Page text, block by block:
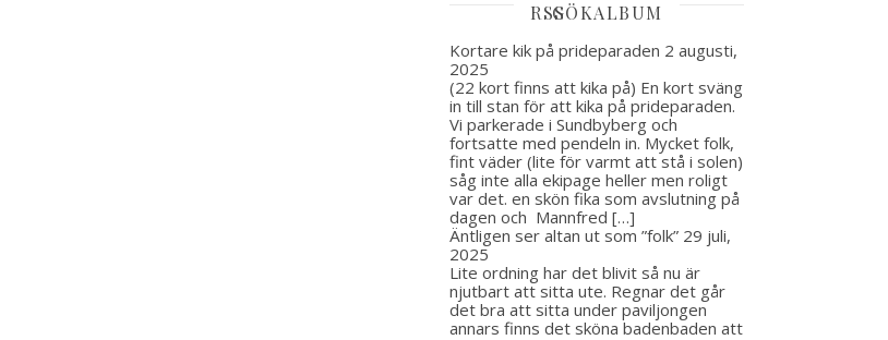
GÖKALBUM
Kortare kik på prideparaden 2 augusti,
2025
(22 kort finns att kika på) En kort sväng
in till stan för att kika på prideparaden.
Vi parkerade i Sundbyberg och
fortsatte med pendeln in. Mycket folk,
fint väder (lite för varmt att stå i solen)
såg inte alla ekipage heller men roligt
var det. en skön fika som avslutning på
dagen och Mannfred […]
Äntligen ser altan ut som ”folk” 29 juli,
2025
Lite ordning har det blivit så nu är
njutbart att sitta ute. Regnar det går
det bra att sitta under paviljongen
annars finns det sköna badenbaden att